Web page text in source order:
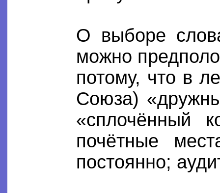
О выборе
можно
потому, что в
Союза)
«сплочённый
почётные
постоянно;